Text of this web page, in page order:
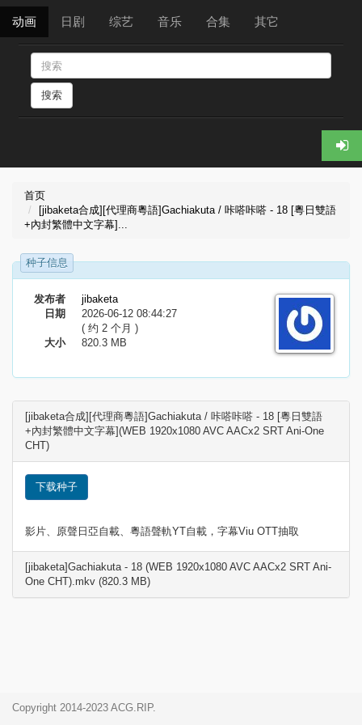
动画 日剧 综艺 音乐 合集 其它
搜索
首页
[jibaketa合成][代理商粵語]Gachiakuta / 咔嗒咔嗒 - 18 [粵日雙語
+內封繁體中文字幕]...
种子信息
发布者
jibaketa
日期
2026-06-12 08:44:27
( 约 2 个月 )
大小
820.3 MB
[jibaketa合成][代理商粵語]Gachiakuta / 咔嗒咔嗒 - 18 [粵日雙語
+內封繁體中文字幕](WEB 1920x1080 AVC AACx2 SRT Ani-One
CHT)
下载种子
影片、原聲日亞自載、粵語聲軌YT自載，字幕Viu OTT抽取
[jibaketa]Gachiakuta - 18 (WEB 1920x1080 AVC AACx2 SRT Ani-
One CHT).mkv (820.3 MB)
Copyright 2014-2023 ACG.RIP.